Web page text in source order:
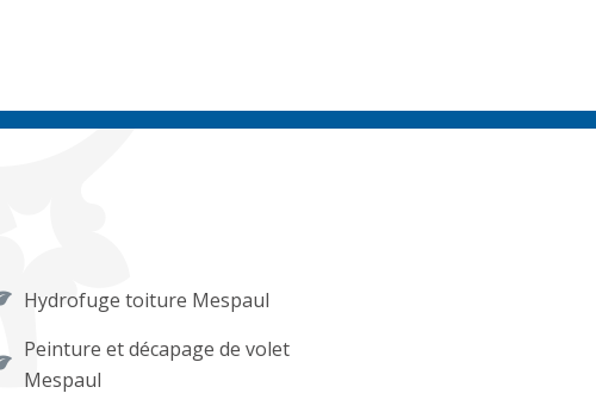
Hydrofuge toiture Mespaul
Peinture et décapage de volet
Mespaul